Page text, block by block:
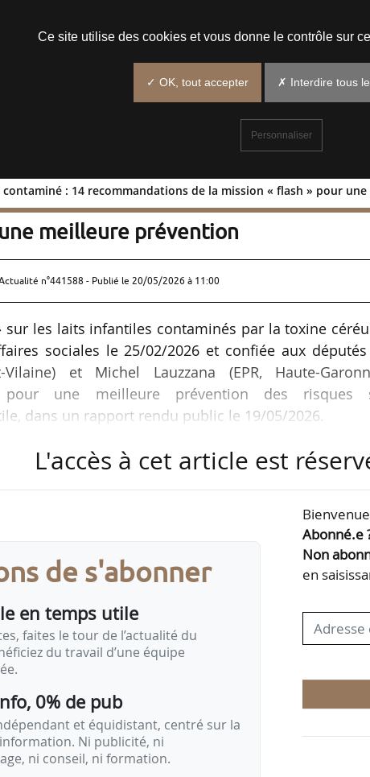
: 14 recommandations de la mission « flash » pour
: 14 recommandations de la
meilleure prévention
n°441588 - Publié le 20/05/2026 à 11:00
sur les laits infantiles contaminés par la toxine
sociales le 25/02/2026 et confiée aux
et Michel Lauzzana (EPR, Haute-
pour une meilleure prévention des risques
dans un rapport rendu public le 19/05/2026.
à définir le cadre de la réglementation
des produits infantiles commercialisés dans l’UE, et
L'accès à cet article est
de s'abonner
en temps utile
faites le tour de l’actualité du
du travail d’une équipe
0% de pub
et équidistant, centré sur la
Ni publicité, ni
ni conseil, ni formation.
Abonné.e
Non
en
Ce site utilise des cookies et vous donne le contrôle sur
✓ OK, tout accepter ✗ Interdire tous
Personnaliser